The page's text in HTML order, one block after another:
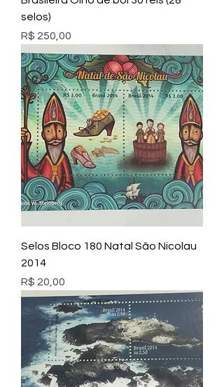
selos)
Preço
R$ 250,00
Selos Bloco 180 Natal São Nicolau
2014
Preço
R$ 20,00